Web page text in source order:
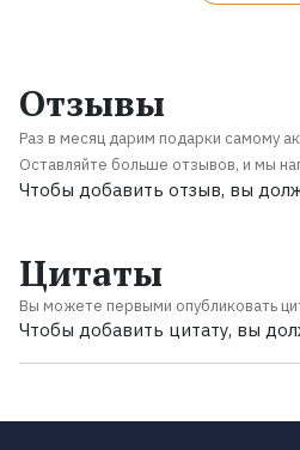
Отзывы
Раз в месяц дарим подарки самому
Оставляйте больше отзывов, и мы
Чтобы добавить отзыв, вы
Цитаты
Вы можете первыми опубликовать
Чтобы добавить цитату, вы